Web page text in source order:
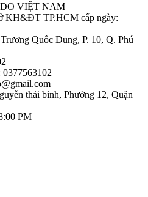
VIỆT NAM
KH&ĐT TP.HCM cấp ngày:
Quốc Dung, P. 10, Q. Phú
0377563102
thái bình, Phường 12, Quận
PM